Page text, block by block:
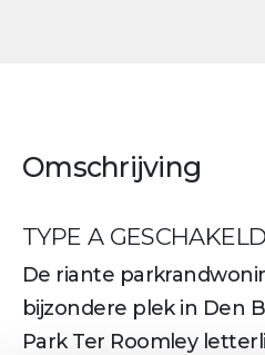
Omschrijving
TYPE A
De riante
bijzondere plek in Den
Park Ter Roomley